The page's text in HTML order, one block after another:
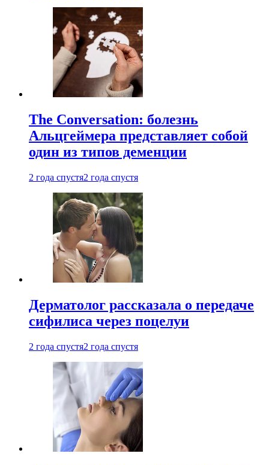
The Conversation: болезнь
Альцгеймера представляет собой
один из типов деменции
2 года спустя2 года спустя
Дерматолог рассказала о передаче
сифилиса через поцелуи
2 года спустя2 года спустя